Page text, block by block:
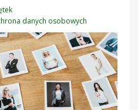
danych osobowych